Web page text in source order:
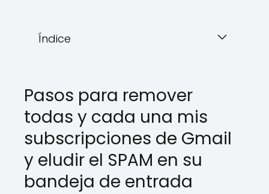
Índice
Pasos para remover
todas y cada una mis
subscripciones de Gmail
y eludir el SPAM en su
bandeja de entrada